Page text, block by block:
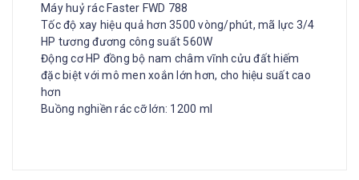
Máy huỷ rác Faster FWD 788
Tốc độ xay hiệu quả hơn 3500 vòng/phút, mã lực 3/4
HP tương đương công suất 560W
Động cơ HP đồng bộ nam châm vĩnh cửu đất hiếm
đặc biệt với mô men xoắn lớn hơn, cho hiệu suất cao
hơn
Buồng nghiền rác cỡ lớn: 1200 ml